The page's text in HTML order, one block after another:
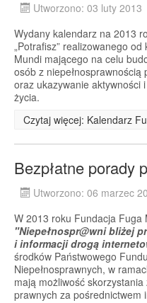
Utworzono: 03 luty 2013
Wydany kalendarz na 2013
„Potrafisz” realizowanego
Mundi mającego na celu
osób z niepełnosprawnością
oraz ukazywanie aktywności
życia.
Czytaj więcej: Kalendarz
Bezpłatne porady
Utworzono: 06 marzec
W 2013 roku Fundacja Fuga
"Niepełnospr@wni bliżej
i informacji drogą
środków Państwowego
Niepełnosprawnych, w
mają możliwość
prawnych za pośrednictwem